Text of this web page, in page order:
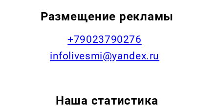
Размещение рекламы
+79023790276
infolivesmi@yandex.ru
Наша статистика